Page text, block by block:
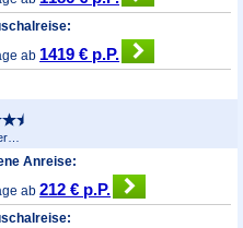
ab 1419 € p.P.
Incekum bei Alanya, Türkische Riviera, Türkei
Anreise:
ab212 € p.P.